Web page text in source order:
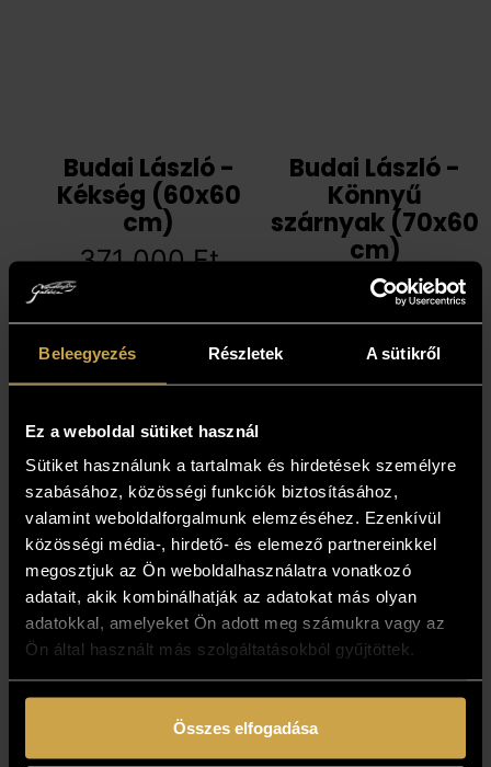
Beleegyezés Részletek A sütikről
Ez a weboldal sütiket használ
Sütiket használunk a tartalmak és hirdetések személyre
szabásához, közösségi funkciók biztosításához,
valamint weboldalforgalmunk elemzéséhez. Ezenkívül
közösségi média-, hirdető- és elemező partnereinkkel
megosztjuk az Ön weboldalhasználatra vonatkozó
adatait, akik kombinálhatják az adatokat más olyan
adatokkal, amelyeket Ön adott meg számukra vagy az
Ön által használt más szolgáltatásokból gyűjtöttek.
Összes elfogadása
Budai László -
Kékség (60x60
cm)
371 000Ft
Budai László -
Könnyű
szárnyak (70x60
cm)
468 000Ft
Budai László -
Madárka (60x50
cm)
298 000Ft
Budai László -
Madárkáim
(50x60 cm)
299 000